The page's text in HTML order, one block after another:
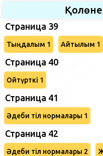
Страница 39
Тыңдалым 1 Айтылым 1
Страница 40
Ойтүрткі 1
Страница 41
Әдеби тіл нормалары 1
Страница 42
Әдеби тіл нормалары 2